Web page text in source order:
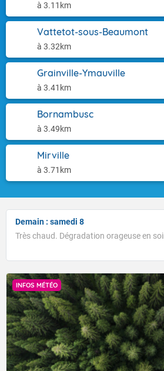
à 3.11km
Vattetot-sous-Beaumont
à 3.32km
Grainville-Ymauville
à 3.41km
Bornambusc
à 3.49km
Mirville
à 3.71km
Demain : samedi 8
Très chaud. Dégradation orageuse en
INFOS MÉTÉO